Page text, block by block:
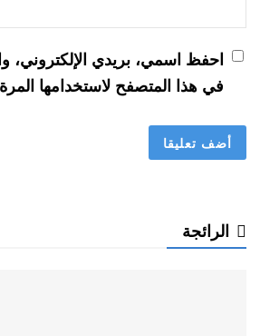
احفظ اسمي، بريدي الإلكتروني،
في هذا المتصفح لاستخدامها
الرائجة